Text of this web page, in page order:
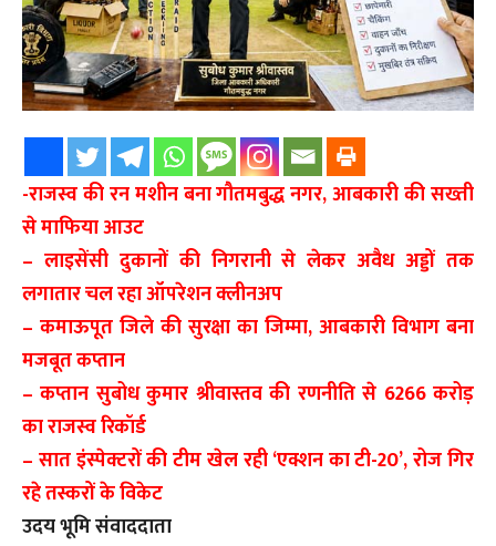
-राजस्व की रन मशीन बना गौतमबुद्ध नगर, आबकारी की सख्ती
से माफिया आउट
– लाइसेंसी दुकानों की निगरानी से लेकर अवैध अड्डों तक
लगातार चल रहा ऑपरेशन क्लीनअप
– कमाऊपूत जिले की सुरक्षा का जिम्मा, आबकारी विभाग बना
मजबूत कप्तान
– कप्तान सुबोध कुमार श्रीवास्तव की रणनीति से 6266 करोड़
का राजस्व रिकॉर्ड
– सात इंस्पेक्टरों की टीम खेल रही ‘एक्शन का टी-20’, रोज गिर
रहे तस्करों के विकेट
उदय भूमि संवाददाता